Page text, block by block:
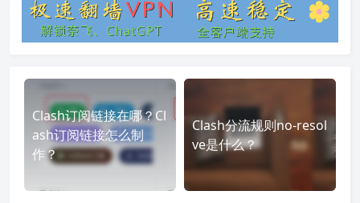
Clash订阅链接在哪？Cl
ash订阅链接怎么制
作？
Clash分流规则no-resol
ve是什么？